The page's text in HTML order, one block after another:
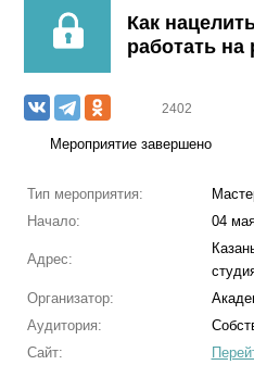
Как
работать на
2402
Мероприятие завершено
Тип мероприятия:
Начало:
04
Адрес:
Организатор:
Аудитория:
Сайт: